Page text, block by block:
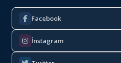
Facebook
İnstagram